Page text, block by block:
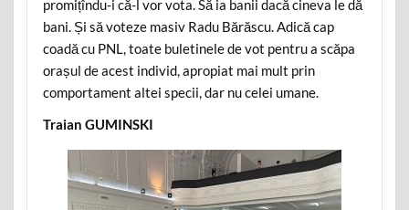
promițîndu-i că-l vor vota. Să ia banii dacă cineva le dă
bani. Și să voteze masiv Radu Bărăscu. Adică cap
coadă cu PNL, toate buletinele de vot pentru a scăpa
orașul de acest individ, apropiat mai mult prin
comportament altei specii, dar nu celei umane.
Traian GUMINSKI